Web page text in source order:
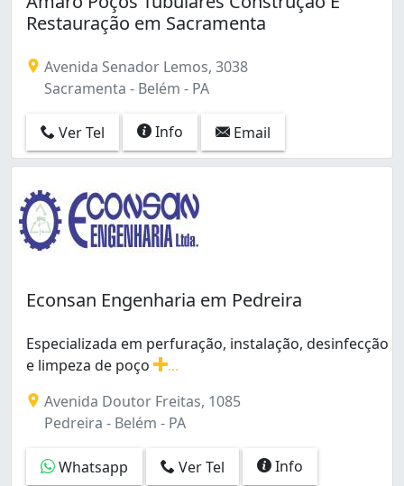
Mangueirão (1)
Marambaia (10)
Pedreira (5)
Sacramenta (1)
Águas Lindas (1)
Restauração em Sacramenta
Avenida Senador Lemos, 3038
Sacramenta - Belém - PA
Ver Tel Info Email
Econsan Engenharia em Pedreira
Especializada em perfuração, instalação, desinfecção
e limpeza de poço
Avenida Doutor Freitas, 1085
Pedreira - Belém - PA
Whatsapp Ver Tel Info